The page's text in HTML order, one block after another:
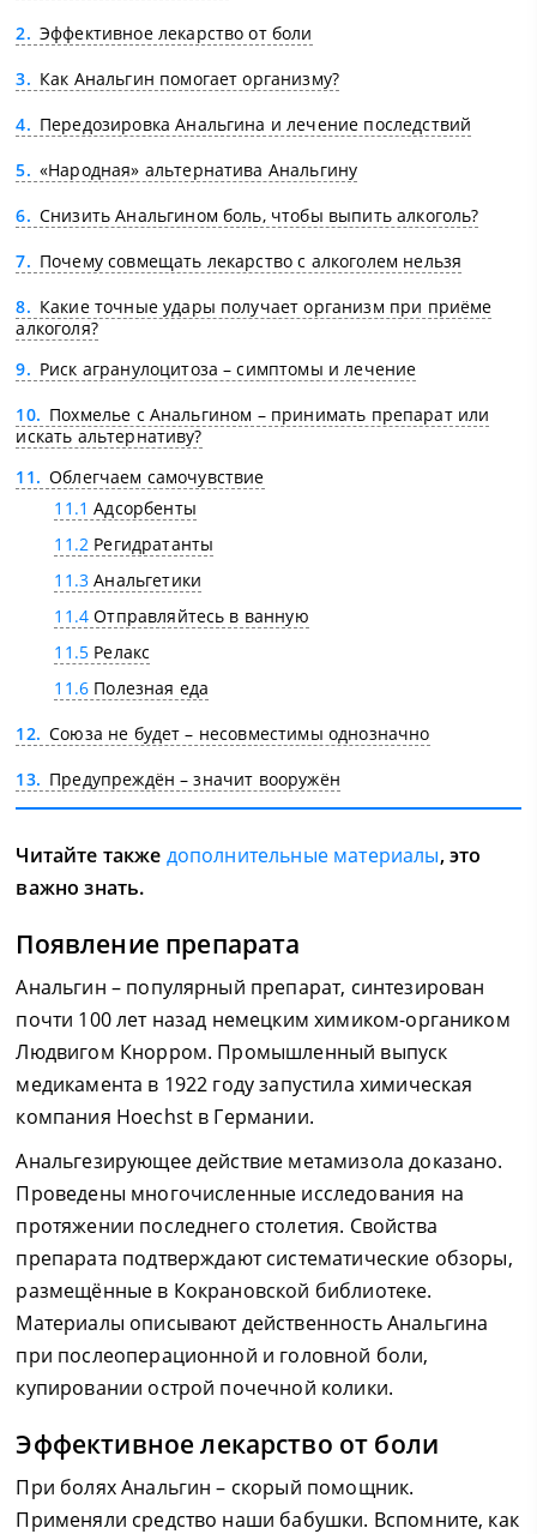
2
Эффективное лекарство от боли
3
Как Анальгин помогает организму?
4
Передозировка Анальгина и лечение последствий
5
«Народная» альтернатива Анальгину
6
Снизить Анальгином боль, чтобы выпить алкоголь?
7
Почему совмещать лекарство с алкоголем нельзя
8
Какие точные удары получает организм при приёме
алкоголя?
9
Риск агранулоцитоза – симптомы и лечение
10
Похмелье с Анальгином – принимать препарат или
искать альтернативу?
11
Облегчаем самочувствие
11.1 Адсорбенты
11.2 Регидратанты
11.3 Анальгетики
11.4 Отправляйтесь в ванную
11.5 Релакс
11.6 Полезная еда
12 Союза не будет – несовместимы однозначно
13
Предупреждён – значит вооружён
Читайте также дополнительные материалы, это
важно знать.
Появление препарата
Анальгин – популярный препарат, синтезирован
почти 100 лет назад немецким химиком-органиком
Людвигом Кнорром. Промышленный выпуск
медикамента в 1922 году запустила химическая
компания Hoechst в Германии.
Анальгезирующее действие метамизола доказано.
Проведены многочисленные исследования на
протяжении последнего столетия. Свойства
препарата подтверждают систематические обзоры,
размещённые в Кокрановской библиотеке.
Материалы описывают действенность Анальгина
при послеоперационной и головной боли,
купировании острой почечной колики.
Эффективное лекарство от боли
При болях Анальгин – скорый помощник.
Применяли средство наши бабушки. Вспомните, как